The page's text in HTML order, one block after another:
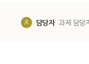
담당자 과제 담당